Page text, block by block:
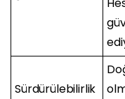
Sürdürülebilirlik